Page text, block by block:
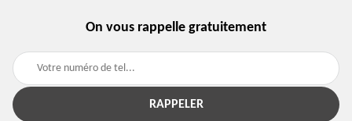
On vous rappelle gratuitement